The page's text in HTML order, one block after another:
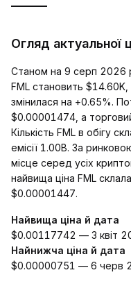
Огляд актуальної
Станом на 9 серп 2026
FML становить
змінилася на +0.65%.
$0.00001474, а
Кількість FML в обігу
емісії 1.00B. За
місце серед усіх
найвища ціна FML
$0.00001447.
Найвища ціна й дата
$0.00117742 — 3 квіт
Найнижча ціна й дата
$0.00000751 — 6 черв